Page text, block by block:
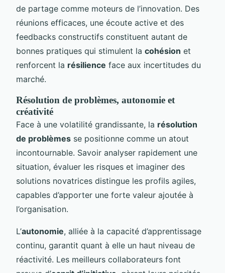
de partage comme moteurs de l’innovation. Des
réunions efficaces, une écoute active et des
feedbacks constructifs constituent autant de
bonnes pratiques qui stimulent la cohésion et
renforcent la résilience face aux incertitudes du
marché.
Résolution de problèmes, autonomie et
créativité
Face à une volatilité grandissante, la résolution
de problèmes se positionne comme un atout
incontournable. Savoir analyser rapidement une
situation, évaluer les risques et imaginer des
solutions novatrices distingue les profils agiles,
capables d’apporter une forte valeur ajoutée à
l’organisation.
L’autonomie, alliée à la capacité d’apprentissage
continu, garantit quant à elle un haut niveau de
réactivité. Les meilleurs collaborateurs font